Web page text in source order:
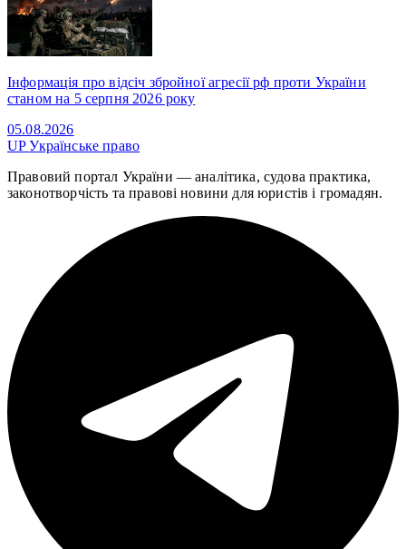
Інформація про відсіч збройної агресії рф проти України
станом на 5 серпня 2026 року
05.08.2026
UPУкраїнське право
Правовий портал України — аналітика, судова практика,
законотворчість та правові новини для юристів і громадян.